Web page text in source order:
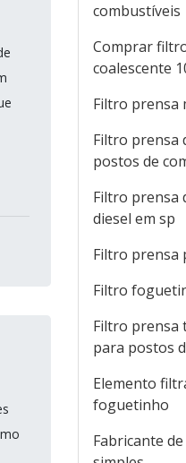
combustíveis
Comprar
coalescente
Filtro prensa
Filtro prensa
postos de
Filtro prensa
diesel em sp
Filtro prensa
Filtro
Filtro prensa
para postos
Elemento
foguetinho
Fabricante